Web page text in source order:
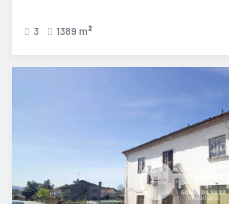
3 1389 m 2